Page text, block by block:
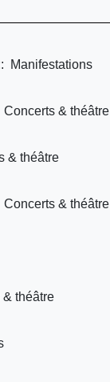
Manifestations
& théâtre
& théâtre
& théâtre
théâtre